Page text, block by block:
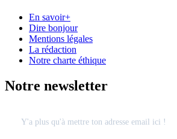
En savoir+
Dire bonjour
Mentions légales
La rédaction
Notre charte éthique
Notre newsletter